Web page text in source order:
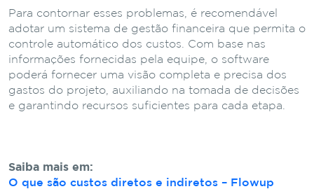
Para contornar esses problemas, é recomendável
adotar um sistema de gestão financeira que permita o
controle automático dos custos. Com base nas
informações fornecidas pela equipe, o software
poderá fornecer uma visão completa e precisa dos
gastos do projeto, auxiliando na tomada de decisões
e garantindo recursos suficientes para cada etapa.
Saiba mais em:
O que são custos diretos e indiretos – Flowup